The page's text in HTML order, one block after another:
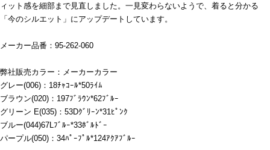
ィット感を細部まで見直しました。一見変わらないようで、着ると分かる
「今のシルエット」にアップデートしています。
メーカー品番：95-262-060
弊社販売カラー：メーカーカラー
グレー(006)：18ﾁｬｺｰﾙ*50ﾗｲﾑ
ブラウン(020)：197ﾌﾞﾗｳﾝ*62ﾌﾞﾙｰ
グリーン E(035)：53Dｸﾞﾘｰﾝ*31ﾋﾟﾝｸ
ブルー(044)67Lﾌﾞﾙｰ*33ﾎﾞﾙﾄﾞｰ
パープル(050)：34ﾊﾟｰﾌﾟﾙ*124ｱｸｱﾌﾞﾙｰ